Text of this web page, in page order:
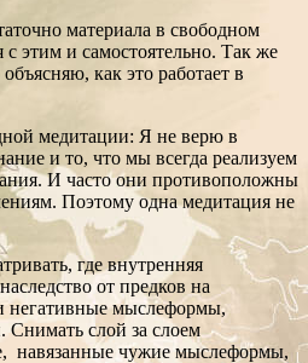
материала в свободном
с этим и самостоятельно. Так же
как это работает в
медитации: Я не верю в
и то, что мы всегда реализуем
И часто они противоположны
Поэтому одна медитация не
где внутренняя
от предков на
негативные мыслеформы,
слой за слоем
навязанные чужие мыслеформы,